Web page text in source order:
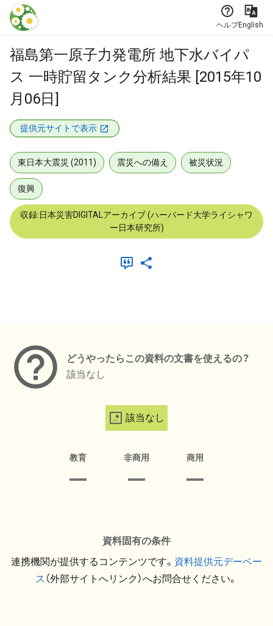
本文に飛ぶ
ヘルプEnglish
福島第一原子力発電所 地下水バイパ
ス 一時貯留タンク分析結果 [2015年10
月06日]
提供元サイトで表示
東日本大震災 (2011) 震災への備え 被災状況
復興
収録:日本災害DIGITALアーカイブ (ハーバード大学ライシャワ
ー日本研究所)
どうやったらこの資料の文書を使えるの？
該当なし
該当なし
教育 非商用 商用
資料固有の条件
連携機関が提供するコンテンツです。 資料提供元デーベー
ス （外部サイトへリンク）へお問合せください。